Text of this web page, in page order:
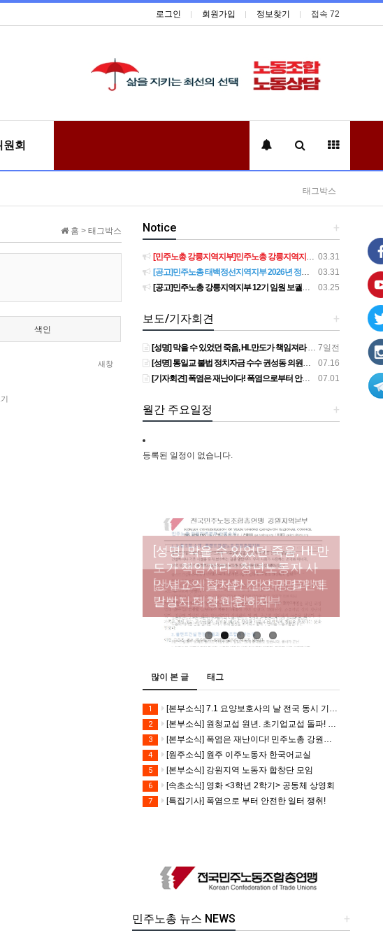
로그인 회원가입 정보찾기 접속 72
회
태그박스
홈 > 태그박스
색인
새창
+
Notice
03.31
[민주노총 강릉지역지부]민주노총 강릉지역지부 제12기 임원 보궐선거결과 공고
03.31
[공고]민주노총 태백정선지역지부 2026년 정기 대의원대회 재소집 건
03.25
[공고]민주노총 강릉지역지부 12기 임원 보궐선거 후보자 확정 공고
+
보도/기자회견
7일전
[성명] 막을 수 있었던 죽음, HL만도가 책임져라 : 청년노동자 사망사고의 철저한 진상규명과 재발방지 대책 마련하라
07.16
[성명] 통일교 불법 정치자금 수수 권성동 의원직 상실, 사필귀정이다
07.01
[기자회견] 폭염은 재난이다! 폭염으로부터 안전한 일터를 위한 민주노총 강원지역본부 폭염감시단 선포 기자회견
+
월간 주요일정
등록된 일정이 없습니다.
[성명] 막을 수 있었던 죽음, HL만
도가 책임져라 : 청년노동자 사
망사고의 철저한 진상규명과 재
발방지 대책 마련하라
[산별소식] 건설산업연맹 플랜트
건설노조 강원충북지부
[강릉,속초,원주,춘천] 폭염감시
단 사업 이모저모
[조합원☆인터뷰] 서비스연맹 전
국학교비정규직노동조합 강원
지부 김유미 춘천지회장
[본부소식] 강원지역 노동자 합
창단 모임
많이 본 글 태그
1 [본부소식] 7.1 요양보호사의 날 전국 동시 기자회견
2 [본부소식] 원청교섭 원년. 초기업교섭 돌파! 모든 노동자의 노동기본권 쟁취! 민주노총 7.15 총파업대회
3 [본부소식] 폭염은 재난이다! 민주노총 강원지역본부 폭염감시단 선포 기자회견
4 [원주소식] 원주 이주노동자 한국어교실
5 [본부소식] 강원지역 노동자 합창단 모임
6 [속초소식] 영화 <3학년 2학기> 공동체 상영회
7 [특집기사] 폭염으로 부터 안전한 일터 쟁취!
+
민주노총 뉴스 NEWS